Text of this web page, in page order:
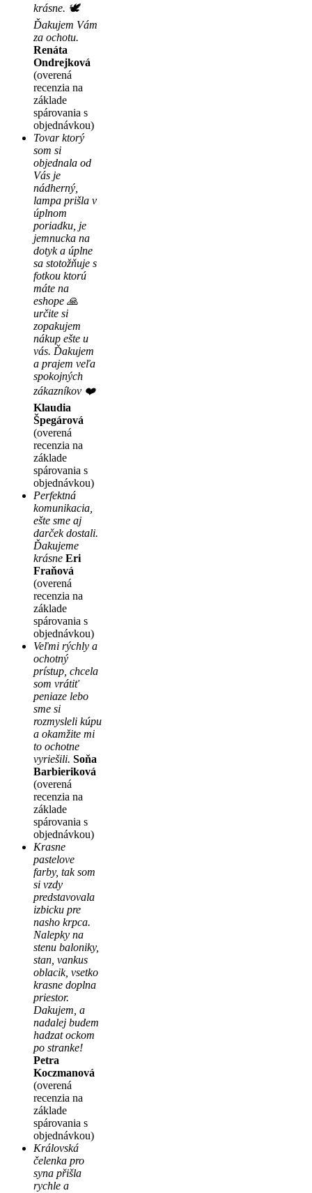
krásne. 🕊
Ďakujem Vám
za ochotu.
Renáta
Ondrejková
(overená
recenzia na
základe
spárovania s
objednávkou)
Tovar ktorý
som si
objednala od
Vás je
nádherný,
lampa prišla v
úplnom
poriadku, je
jemnucka na
dotyk a úplne
sa stotožňuje s
fotkou ktorú
máte na
eshope 🙏
určite si
zopakujem
nákup ešte u
vás. Ďakujem
a prajem veľa
spokojných
zákazníkov ❤️
Klaudia
Špegárová
(overená
recenzia na
základe
spárovania s
objednávkou)
Perfektná
komunikacia,
ešte sme aj
darček dostali.
Ďakujeme
krásne Eri
Fraňová
(overená
recenzia na
základe
spárovania s
objednávkou)
Veľmi rýchly a
ochotný
prístup, chcela
som vrátiť
peniaze lebo
sme si
rozmysleli kúpu
a okamžite mi
to ochotne
vyriešili. Soňa
Barbieriková
(overená
recenzia na
základe
spárovania s
objednávkou)
Krasne
pastelove
farby, tak som
si vzdy
predstavovala
izbicku pre
nasho krpca.
Nalepky na
stenu baloniky,
stan, vankus
oblacik, vsetko
krasne doplna
priestor.
Dakujem, a
nadalej budem
hadzat ockom
po stranke!
Petra
Koczmanová
(overená
recenzia na
základe
spárovania s
objednávkou)
Královská
čelenka pro
syna přišla
rychle a